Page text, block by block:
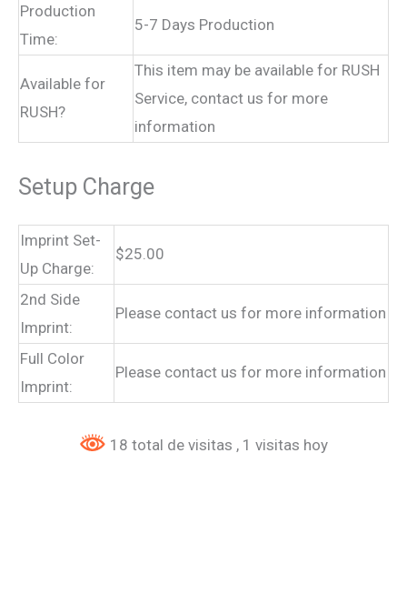
Production
Time:
5-7 Days Production
Available for
RUSH?
This item may be available for RUSH
Service, contact us for more
information
Setup Charge
Imprint Set-
Up Charge:
$25.00
2nd Side
Imprint:
Please contact us for more information
Full Color
Imprint:
Please contact us for more information
18 total de visitas , 1 visitas hoy